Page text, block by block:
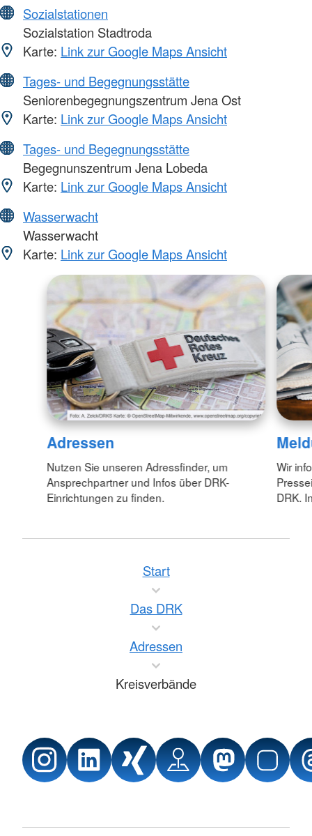
Sozialstationen
Sozialstation Stadtroda
Karte: Link zur Google Maps Ansicht
Tages- und Begegnungsstätte
Seniorenbegegnungszentrum Jena Ost
Karte: Link zur Google Maps Ansicht
Tages- und Begegnungsstätte
Begegnunszentrum Jena Lobeda
Karte: Link zur Google Maps Ansicht
Wasserwacht
Wasserwacht
Karte: Link zur Google Maps Ansicht
Adressen
Nutzen Sie unseren Adressfinder, um
Ansprechpartner und Infos über DRK-
Einrichtungen zu finden.
Wir
DRK.
Start
Das DRK
Adressen
Kreisverbände